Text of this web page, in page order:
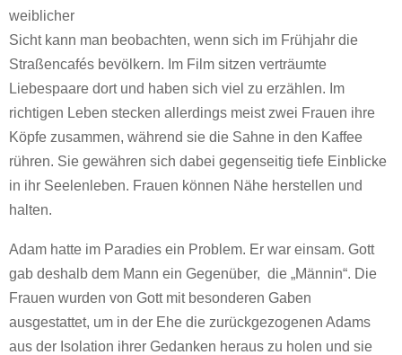
weiblicher
Sicht kann man beobachten, wenn sich im Frühjahr die
Straßencafés bevölkern. Im Film sitzen verträumte
Liebespaare dort und haben sich viel zu erzählen. Im
richtigen Leben stecken allerdings meist zwei Frauen ihre
Köpfe zusammen, während sie die Sahne in den Kaffee
rühren. Sie gewähren sich dabei gegenseitig tiefe Einblicke
in ihr Seelenleben. Frauen können Nähe herstellen und
halten.
Adam hatte im Paradies ein Problem. Er war einsam. Gott
gab deshalb dem Mann ein Gegenüber, die „Männin“. Die
Frauen wurden von Gott mit besonderen Gaben
ausgestattet, um in der Ehe die zurückgezogenen Adams
aus der Isolation ihrer Gedanken heraus zu holen und sie